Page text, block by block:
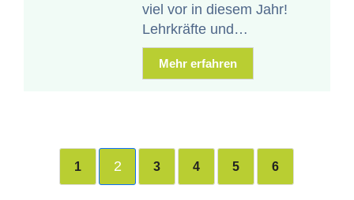
viel vor in diesem Jahr!
Lehrkräfte und…
Mehr erfahren
1 2 3 4 5 6